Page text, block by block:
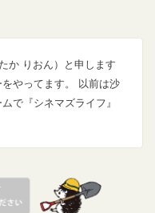
か りおん）と申します
やってます。 以前は沙
で『シネマズライフ』